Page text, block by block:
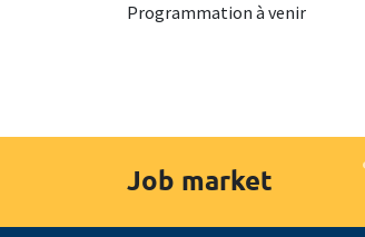
Programmation à venir
Job market